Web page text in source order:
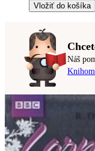
Vložiť do košíka
Náš